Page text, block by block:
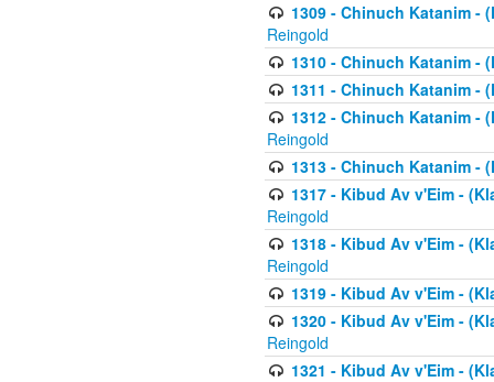
1309 - Chinuch Katanim -
Reingold
1310 - Chinuch Katanim -
1311 - Chinuch Katanim -
1312 - Chinuch Katanim -
Reingold
1313 - Chinuch Katanim -
1317 - Kibud Av v'Eim -
Reingold
1318 - Kibud Av v'Eim -
Reingold
1319 - Kibud Av v'Eim -
1320 - Kibud Av v'Eim -
Reingold
1321 - Kibud Av v'Eim -